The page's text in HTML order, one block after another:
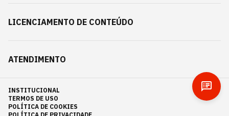
LICENCIAMENTO DE CONTEÚDO
ATENDIMENTO
INSTITUCIONAL
TERMOS DE USO
POLÍTICA DE COOKIES